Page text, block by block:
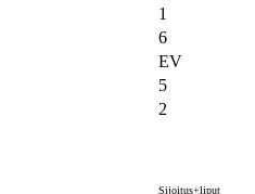
1
6
EV
5
2
Sijoitus+liput